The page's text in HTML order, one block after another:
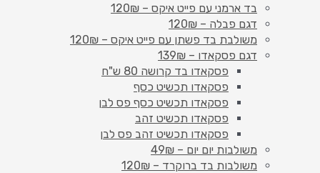
בד ארמני עם פייט איקס – 120₪
דגם פבלה – 120₪
משולבת בד פשתן עם פייט איקס – 120₪
דגם פסקאדו – 139₪
פסקאדו בד קרושה 80 ש"ח
פסקאדו תכשיט כסף
פסקאדו תכשיט כסף פס לבן
פסקאדו תכשיט זהב
פסקאדו תכשיט זהב פס לבן
משולבות יום יום – 49₪
משולבות בד ברוקרד – 120₪